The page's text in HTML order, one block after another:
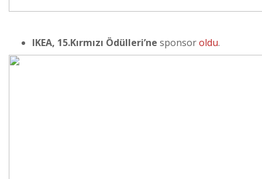
IKEA, 15.Kırmızı Ödülleri’ne sponsoroldu.